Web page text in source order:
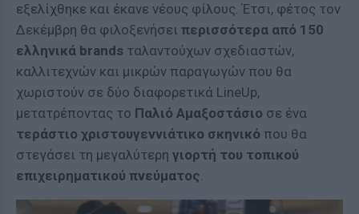
εξελίχθηκε και έκανε νέους φίλους. Έτσι, φέτος τον
Δεκέμβρη θα φιλοξενήσει περισσότερα από 150
ελληνικά brands ταλαντούχων σχεδιαστών,
καλλιτεχνών και μικρών παραγωγών που θα
χωριστούν σε δύο διαφορετικά LineUp,
μετατρέποντας το Παλιό Αμαξοστάσιο σε ένα
τεράστιο χριστουγεννιάτικο σκηνικό που θα
στεγάσει τη μεγαλύτερη γιορτή του τοπικού
επιχειρηματικού πνεύματος.